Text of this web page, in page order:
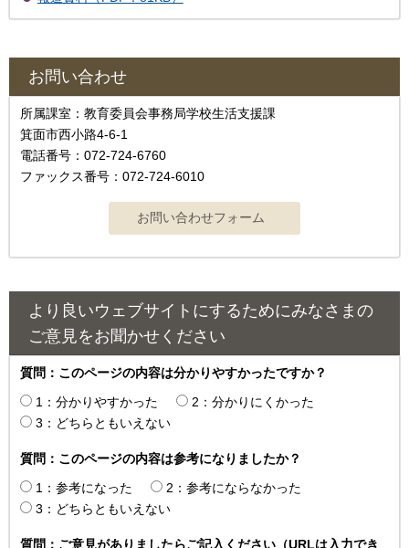
お問い合わせ
所属課室：教育委員会事務局学校生活支援課
箕面市西小路4-6-1
電話番号：072-724-6760
ファックス番号：072-724-6010
より良いウェブサイトにするためにみなさまの
ご意見をお聞かせください
質問：このページの内容は分かりやすかったですか？
1：分かりやすかった
2：分かりにくかった
3：どちらともいえない
質問：このページの内容は参考になりましたか？
1：参考になった
2：参考にならなかった
3：どちらともいえない
質問：ご意見がありましたらご記入ください（URLは入力でき